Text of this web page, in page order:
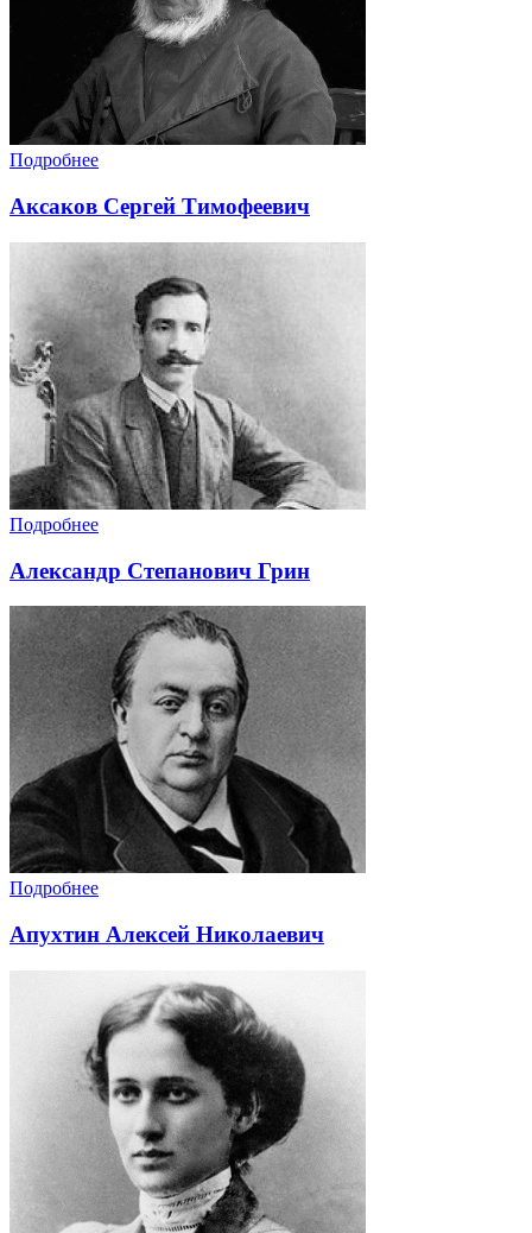
Подробнее
Аксаков Сергей Тимофеевич
Подробнее
Александр Степанович Грин
Подробнее
Апухтин Алексей Николаевич